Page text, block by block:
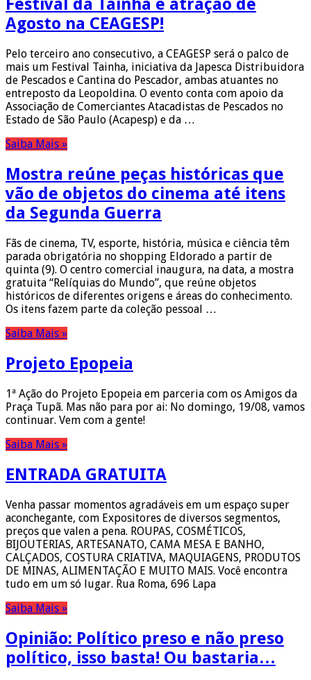
Festival da Tainha é atração de
Agosto na CEAGESP!
Pelo terceiro ano consecutivo, a CEAGESP será o palco de
mais um Festival Tainha, iniciativa da Japesca Distribuidora
de Pescados e Cantina do Pescador, ambas atuantes no
entreposto da Leopoldina. O evento conta com apoio da
Associação de Comerciantes Atacadistas de Pescados no
Estado de São Paulo (Acapesp) e da …
Saiba Mais »
Mostra reúne peças históricas que
vão de objetos do cinema até itens
da Segunda Guerra
Fãs de cinema, TV, esporte, história, música e ciência têm
parada obrigatória no shopping Eldorado a partir de
quinta (9). O centro comercial inaugura, na data, a mostra
gratuita “Relíquias do Mundo”, que reúne objetos
históricos de diferentes origens e áreas do conhecimento.
Os itens fazem parte da coleção pessoal …
Saiba Mais »
Projeto Epopeia
1ª Ação do Projeto Epopeia em parceria com os Amigos da
Praça Tupã. Mas não para por ai: No domingo, 19/08, vamos
continuar. Vem com a gente!
Saiba Mais »
ENTRADA GRATUITA
Venha passar momentos agradáveis em um espaço super
aconchegante, com Expositores de diversos segmentos,
preços que valen a pena. ROUPAS, COSMÉTICOS,
BIJOUTERIAS, ARTESANATO, CAMA MESA E BANHO,
CALÇADOS, COSTURA CRIATIVA, MAQUIAGENS, PRODUTOS
DE MINAS, ALIMENTAÇÃO E MUITO MAIS. Você encontra
tudo em um só lugar. Rua Roma, 696 Lapa
Saiba Mais »
Opinião: Político preso e não preso
político, isso basta! Ou bastaria…